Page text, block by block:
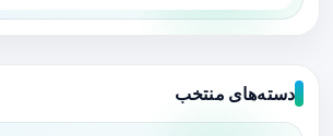
دسته‌های منتخب